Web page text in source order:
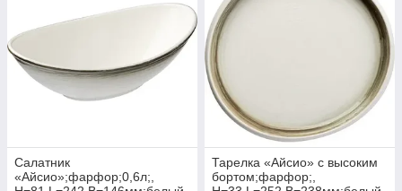
Салатник
«Айсио»;фарфор;0,6л;,
Тарелка «Айсио» с высоким
бортом;фарфор;,